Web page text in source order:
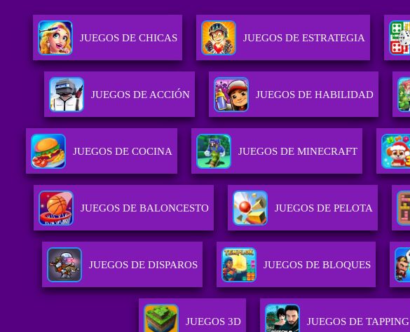
JUEGOS DE CHICAS JUEGOS DE ESTRATEGIA
JUEGOS DE ACCIÓN JUEGOS DE HABILIDAD
JUEGOS DE COCINA JUEGOS DE MINECRAFT
JUEGOS DE BALONCESTO JUEGOS DE PELOTA
JUEGOS DE DISPAROS JUEGOS DE BLOQUES
JUEGOS 3D JUEGOS DE TAPPING